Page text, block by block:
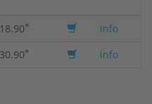
*
Info
* Info